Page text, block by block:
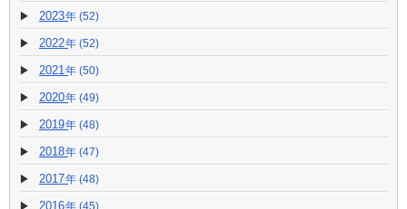
2023 (52)
2022 (52)
2021 (50)
2020 (49)
2019 (48)
2018 (47)
2017 (48)
2016 (45)